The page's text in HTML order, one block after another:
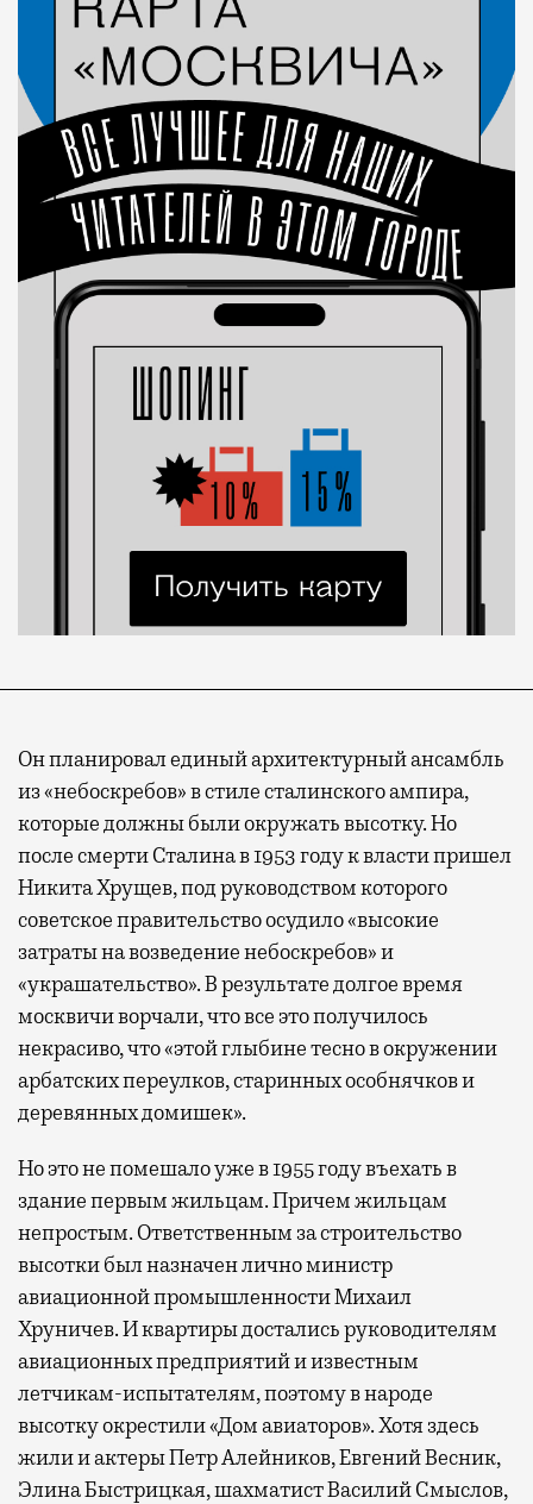
Он планировал единый архитектурный ансамбль
из «небоскребов» в стиле сталинского ампира,
которые должны были окружать высотку. Но
после смерти Сталина в 1953 году к власти пришел
Никита Хрущев, под руководством которого
советское правительство осудило «высокие
затраты на возведение небоскребов» и
«украшательство». В результате долгое время
москвичи ворчали, что все это получилось
некрасиво, что «этой глыбине тесно в окружении
арбатских переулков, старинных особнячков и
деревянных домишек».
Но это не помешало уже в 1955 году въехать в
здание первым жильцам. Причем жильцам
непростым. Ответственным за строительство
высотки был назначен лично министр
авиационной промышленности Михаил
Хруничев. И квартиры достались руководителям
авиационных предприятий и известным
летчикам-испытателям, поэтому в народе
высотку окрестили «Дом авиаторов». Хотя здесь
жили и актеры Петр Алейников, Евгений Весник,
Элина Быстрицкая, шахматист Василий Смыслов,